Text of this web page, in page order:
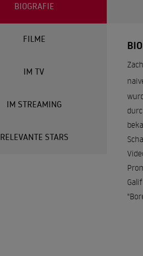
BIOGRAFIE
FILME
IM TV
IM STREAMING
RELEVANTE STARS